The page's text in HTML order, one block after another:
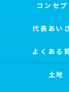
コンセプ
代表あい
よくある
土地